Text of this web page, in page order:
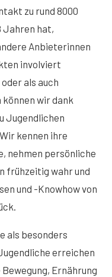
zu rund 8000
Jahren hat,
Anbieterinnen
involviert
als auch
wir dank
Jugendlichen
kennen ihre
nehmen persönliche
frühzeitig wahr und
und -Knowhow von
als besonders
erreichen
Ernährung